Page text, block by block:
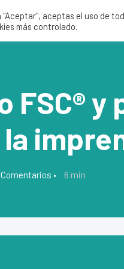
Nosotros Tienda
FSC® y
• 6 min
aceptas el uso de
más controlado.